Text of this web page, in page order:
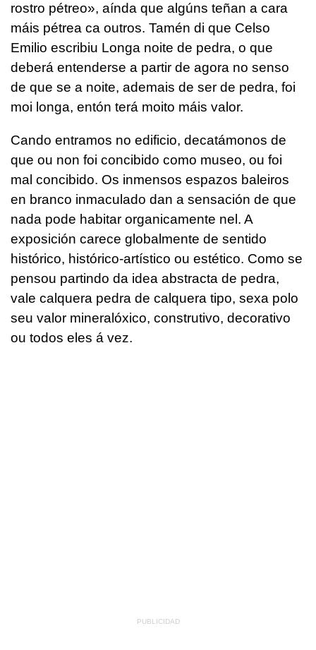
rostro pétreo», aínda que algúns teñan a cara
máis pétrea ca outros. Tamén di que Celso
Emilio escribiu Longa noite de pedra, o que
deberá entenderse a partir de agora no senso
de que se a noite, ademais de ser de pedra, foi
moi longa, entón terá moito máis valor.
Cando entramos no edificio, decatámonos de
que ou non foi concibido como museo, ou foi
mal concibido. Os inmensos espazos baleiros
en branco inmaculado dan a sensación de que
nada pode habitar organicamente nel. A
exposición carece globalmente de sentido
histórico, histórico-artístico ou estético. Como se
pensou partindo da idea abstracta de pedra,
vale calquera pedra de calquera tipo, sexa polo
seu valor mineralóxico, construtivo, decorativo
ou todos eles á vez.